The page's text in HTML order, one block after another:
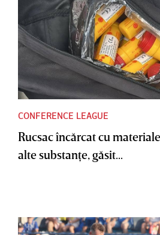
CONFERENCE LEAGUE
Rucsac încărcat cu
alte substanţe, găsit...